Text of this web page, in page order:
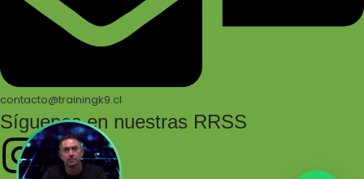
contacto@trainingk9.cl
Síguenos en nuestras RRSS